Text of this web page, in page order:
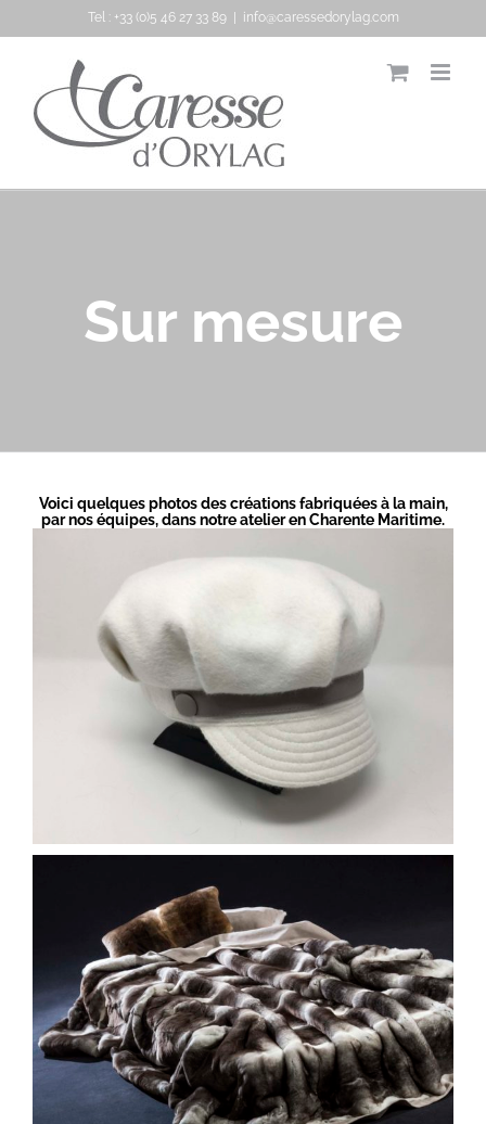
contenu
Tel : +33 (0)5 46 27 33 89 info@caressedorylag.com
Sur mesure
Voici quelques photos des créations fabriquées à la main,
par nos équipes, dans notre atelier en Charente Maritime.